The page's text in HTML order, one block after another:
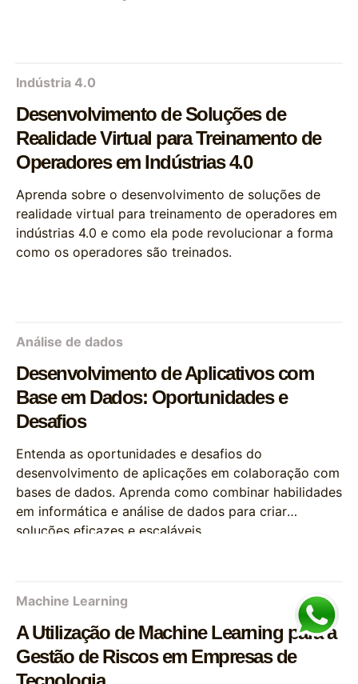
Indústria 4.0
Desenvolvimento de Soluções de
Realidade Virtual para Treinamento de
Operadores em Indústrias 4.0
Aprenda sobre o desenvolvimento de soluções de
realidade virtual para treinamento de operadores em
indústrias 4.0 e como ela pode revolucionar a forma
como os operadores são treinados.
Análise de dados
Desenvolvimento de Aplicativos com
Base em Dados: Oportunidades e
Desafios
Entenda as oportunidades e desafios do
desenvolvimento de aplicações em colaboração com
bases de dados. Aprenda como combinar habilidades
em informática e análise de dados para criar
soluções eficazes e escaláveis.
Machine Learning
A Utilização de Machine Learning para a
Gestão de Riscos em Empresas de